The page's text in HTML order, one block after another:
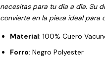
necesitas para tu día a día. Su
convierte en la pieza ideal para
Material: 100% Cuero
Forro: Negro Polyester